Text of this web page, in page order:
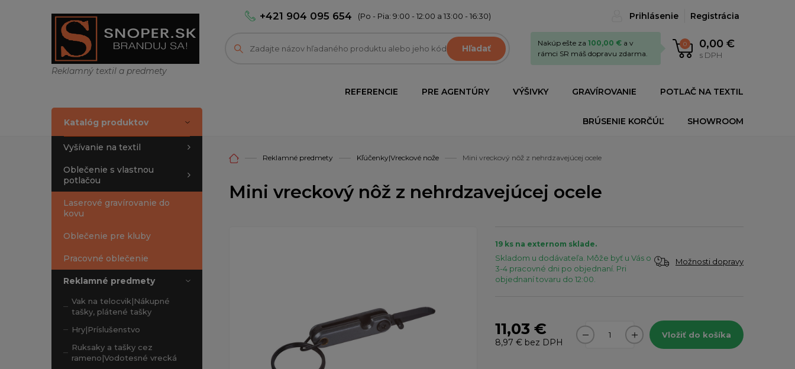
Reklamný textil a predmety
+421 904 095 654 (Po - Pia: 9:00 - 12:00 a 13:00 - 16:30) Prihlásenie Registrácia
Hľadať 0 0,00 €
s DPH
Nakúp ešte za 100,00 € a v
rámci SR máš dopravu zdarma.
REFERENCIE PRE AGENTÚRY VÝŠIVKY GRAVÍROVANIE POTLAČ NA TEXTIL
BRÚSENIE KORČÚĽ SHOWROOM
Katalóg produktov
Vyšívanie na textil
Oblečenie s vlastnou
potlačou
Laserové gravírovanie do
kovu
Oblečenie pre kluby
Pracovné oblečenie
Reklamné predmety
Vak na telocvik|Nákupné
tašky, plátené tašky
Hry|Príslušenstvo
Ruksaky a tašky cez
rameno|Vodotesné vrecká
Reklamné predmety Kľúčenky|Vreckové nože Mini vreckový nôž z nehrdzavejúcej ocele
Mini vreckový nôž z nehrdzavejúcej ocele
19 ks na externom sklade.
Skladom u dodávateľa. Môže byť u Vás o
3-4 pracovné dni po objednaní. Pri
objednaní tovaru do 12:00.
Možnosti dopravy
11,03 €
8,97 € bez DPH
Vložiť do košíka